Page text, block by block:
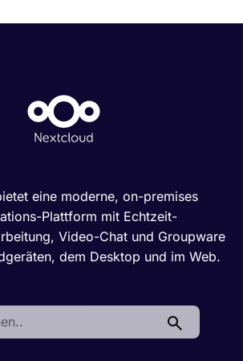
eine moderne, on-premises
Plattform mit Echtzeit-
Video-Chat und Groupware
dem Desktop und im Web.